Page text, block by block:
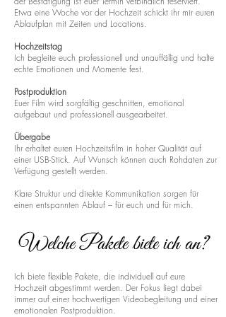
Etwa eine Woche vor der Hochzeit schickt ihr mir euren
Ablaufplan mit Zeiten und Locations.
Hochzeitstag
Ich begleite euch professionell und unauffällig und halte
echte Emotionen und Momente fest.
Postproduktion
Euer Film wird sorgfältig geschnitten, emotional
aufgebaut und professionell ausgearbeitet.
Übergabe
Ihr erhaltet euren Hochzeitsfilm in hoher Qualität auf
einer USB-Stick. Auf Wunsch können auch Rohdaten zur
Verfügung gestellt werden.
Klare Struktur und direkte Kommunikation sorgen für
einen entspannten Ablauf – für euch und für mich.
Welche Pakete biete ich an?
Ich biete flexible Pakete, die individuell auf eure
Hochzeit abgestimmt werden. Der Fokus liegt dabei
immer auf einer hochwertigen Videobegleitung und einer
emotionalen Postproduktion.